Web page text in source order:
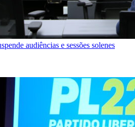
audiências e sessões solenes